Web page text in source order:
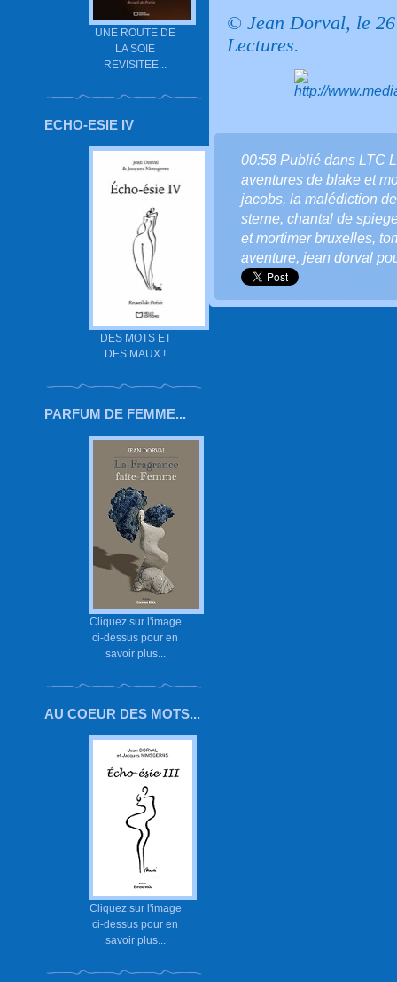
UNE ROUTE DE
LA SOIE
REVISITEE...
ECHO-ESIE IV
DES MOTS ET
DES MAUX !
PARFUM DE FEMME...
Cliquez sur l'image
ci-dessus pour en
savoir plus...
AU COEUR DES MOTS...
Cliquez sur l'image
ci-dessus pour en
savoir plus...
© Jean Dorval, le
Lectures.
00:58 Publié dans LTC
aventures de blake et
jacobs, la malédiction
sterne, chantal de
et mortimer bruxelles,
aventure, jean dorval